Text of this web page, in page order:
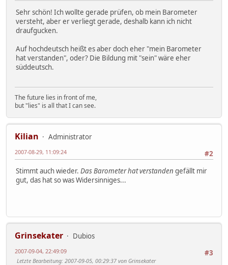
Sehr schön! Ich wollte gerade prüfen, ob mein Barometer
versteht, aber er verliegt gerade, deshalb kann ich nicht
draufgucken.
Auf hochdeutsch heißt es aber doch eher "mein Barometer
hat verstanden", oder? Die Bildung mit "sein" wäre eher
süddeutsch.
The future lies in front of me,
but "lies" is all that I can see.
Kilian
Administrator
#2
2007-08-29, 11:09:24
Stimmt auch wieder. Das Barometer hat verstanden gefällt mir
gut, das hat so was Widersinniges...
Grinsekater
Dubios
#3
2007-09-04, 22:49:09
Letzte Bearbeitung: 2007-09-05, 00:29:37 von Grinsekater